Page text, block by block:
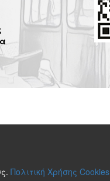
Πολιτική Χρήσης Cookies